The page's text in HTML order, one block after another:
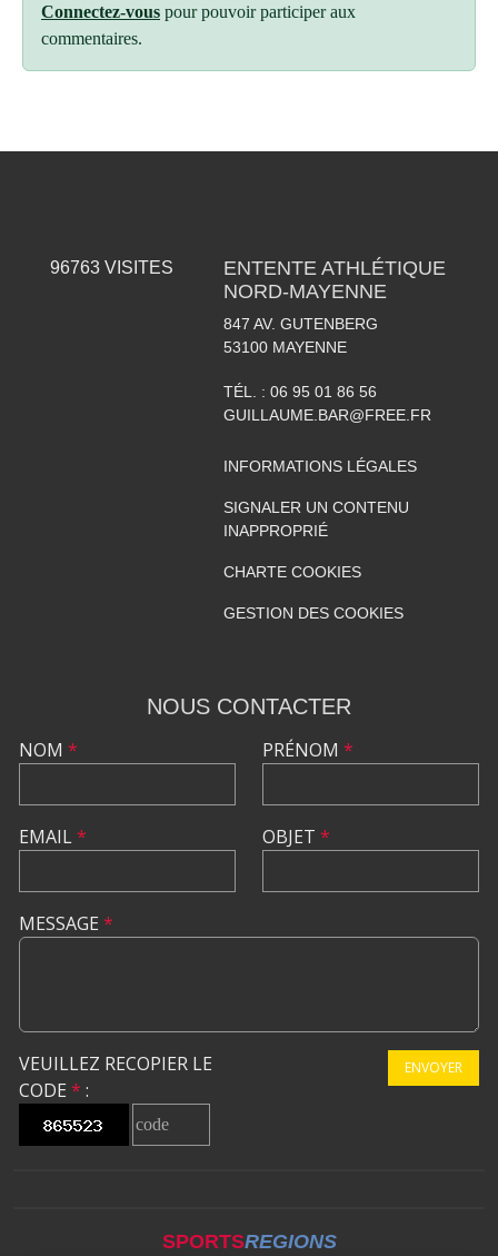
Connectez-vous pour pouvoir participer aux
commentaires.
96763VISITES
ENTENTE ATHLÉTIQUE
NORD-MAYENNE
847 AV. GUTENBERG
53100 MAYENNE
TÉL. : 06 95 01 86 56
GUILLAUME.BAR@FREE.FR
INFORMATIONS LÉGALES
SIGNALER UN CONTENU
INAPPROPRIÉ
CHARTE COOKIES
GESTION DES COOKIES
NOUS CONTACTER
NOM *
EMAIL*
PRÉNOM *
OBJET *
MESSAGE *
VEUILLEZ RECOPIER LE
CODE * :
ENVOYER
SPORTSREGIONS